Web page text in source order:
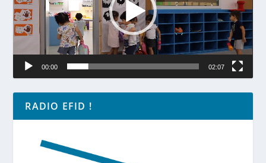
00:00 02:07
RADIO EFID !